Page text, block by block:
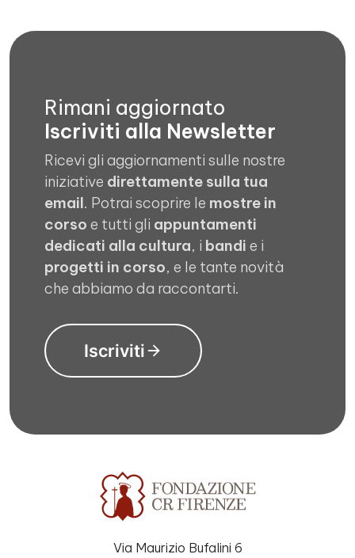
Rimani aggiornato
Iscriviti alla Newsletter
Ricevi gli aggiornamenti sulle nostre
iniziative direttamente sulla tua
email. Potrai scoprire le mostre in
corso e tutti gli appuntamenti
dedicati alla cultura, i bandi e i
progetti in corso, e le tante novità
che abbiamo da raccontarti.
Iscriviti
Via Maurizio Bufalini 6